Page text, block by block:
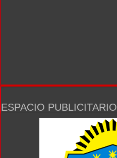
ESPACIO PUBLICITARIO